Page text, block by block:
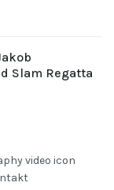
Slam Regatta